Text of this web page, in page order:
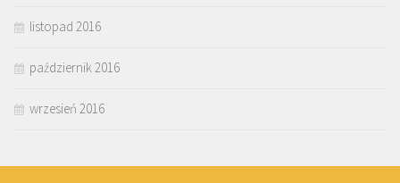
listopad 2016
październik 2016
wrzesień 2016